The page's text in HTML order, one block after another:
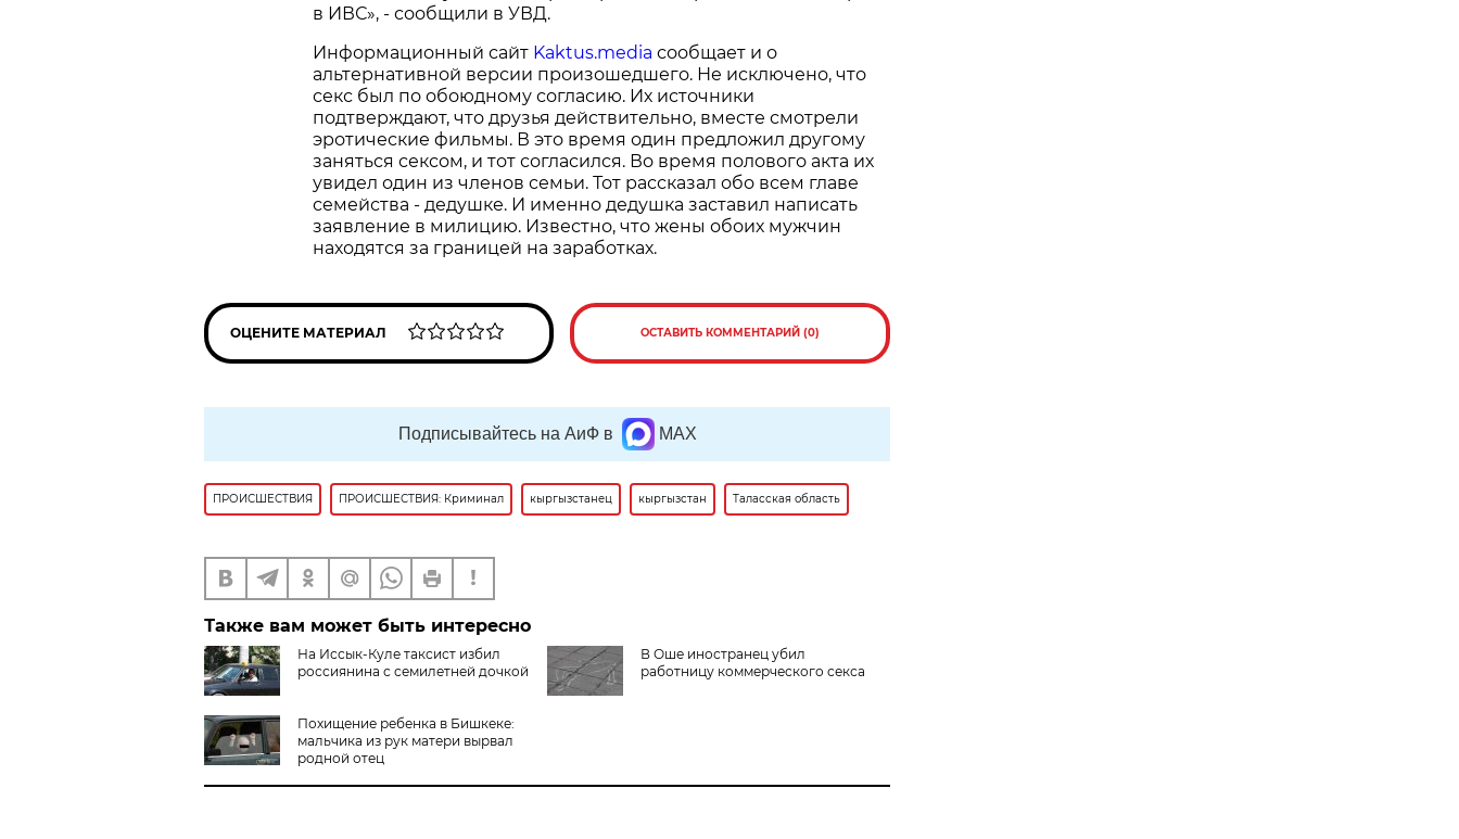
в ИВС», - сообщили в УВД.
Информационный сайт Kaktus.media сообщает и о
альтернативной версии произошедшего. Не исключено, что
секс был по обоюдному согласию. Их источники
подтверждают, что друзья действительно, вместе смотрели
эротические фильмы. В это время один предложил другому
заняться сексом, и тот согласился. Во время полового акта их
увидел один из членов семьи. Тот рассказал обо всем главе
семейства - дедушке. И именно дедушка заставил написать
заявление в милицию. Известно, что жены обоих мужчин
находятся за границей на заработках.
ОЦЕНИТЕ МАТЕРИАЛ ОСТАВИТЬ КОММЕНТАРИЙ (0)
Подписывайтесь на АиФ в MAX
ПРОИСШЕСТВИЯ ПРОИСШЕСТВИЯ: Криминал кыргызстанец кыргызстан Таласская область
Также вам может быть интересно
На Иссык-Куле таксист избил
россиянина с семилетней дочкой
В Оше иностранец убил
работницу коммерческого секса
Похищение ребенка в Бишкеке:
мальчика из рук матери вырвал
родной отец